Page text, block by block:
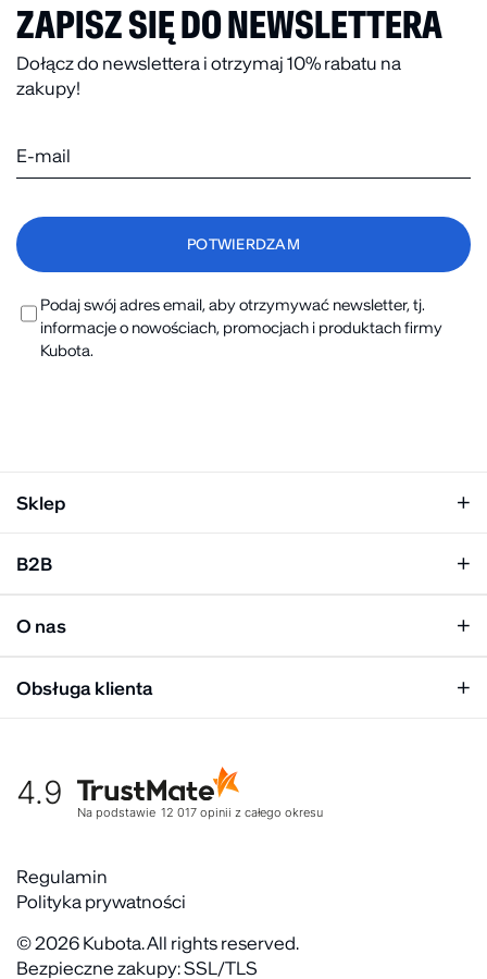
ZAPISZ SIĘ DO NEWSLETTERA
Dołącz do newslettera i otrzymaj 10% rabatu na
zakupy!
Podaj swój adres email, aby otrzymywać newsletter, tj.
informacje o nowościach, promocjach i produktach firmy
Kubota.
Sklep
Klapki męskie
Mężczyzna
B2B
Panel hurtowy
O nas
Biuro prasowe
Kultura organizacyjna
Rekrutujemy
Obsługa klienta
Warunki dostawy
Zwroty
Kontakt
FAQ
4.9
Na podstawie 12 017opinii z całego okresu
Regulamin
Polityka prywatności
© 2026 Kubota. All rights reserved.
Bezpieczne zakupy: SSL/TLS